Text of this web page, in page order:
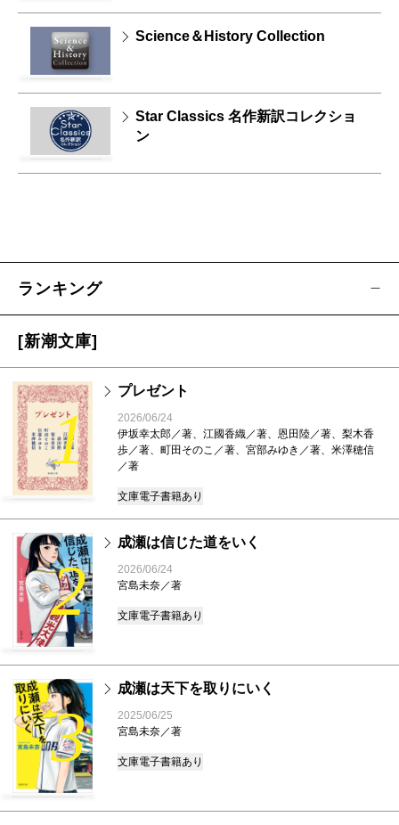
Science＆History Collection
Star Classics 名作新訳コレクショ
ン
ランキング
[新潮文庫]
1
プレゼント
2026/06/24
伊坂幸太郎／著、江國香織／著、恩田陸／著、梨木香
歩／著、町田そのこ／著、宮部みゆき／著、米澤穂信
／著
文庫電子書籍あり
2
成瀬は信じた道をいく
2026/06/24
宮島未奈／著
文庫電子書籍あり
3
成瀬は天下を取りにいく
2025/06/25
宮島未奈／著
文庫電子書籍あり